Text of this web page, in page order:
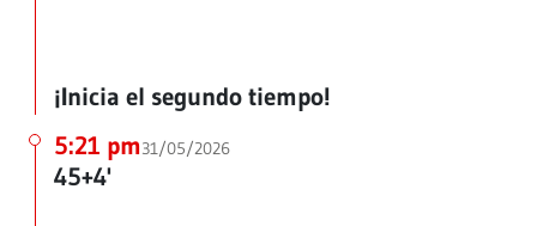
¡Inicia el segundo tiempo!
5:21 pm31/05/2026
45+4'